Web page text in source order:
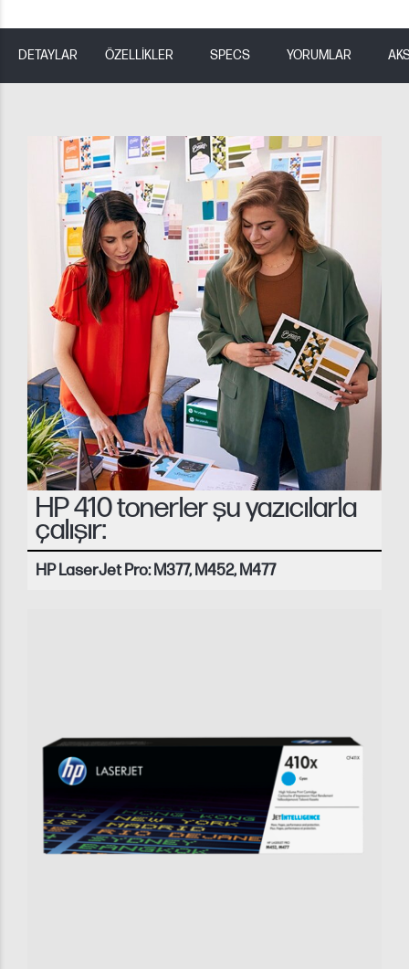
DETAYLAR ÖZELLİKLER SPECS YORUMLAR
HP 410 tonerler şu yazıcılarla
çalışır:
HP LaserJet Pro: M377, M452, M477